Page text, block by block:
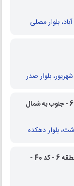
ایستگاه اتوبوس تعاونی مسکن منطقه 6 - کد 40 -